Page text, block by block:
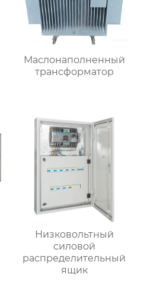
Маслонаполненный
трансформатор
Низковольтный
силовой
распределительный
ящик